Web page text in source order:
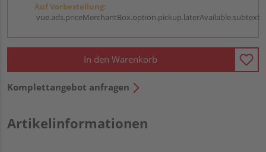
Auf Vorbestellung:
vue.ads.priceMerchantBox.option.pickup.laterAvailable.subtext
In den Warenkorb
Komplettangebot anfragen
Artikelinformationen